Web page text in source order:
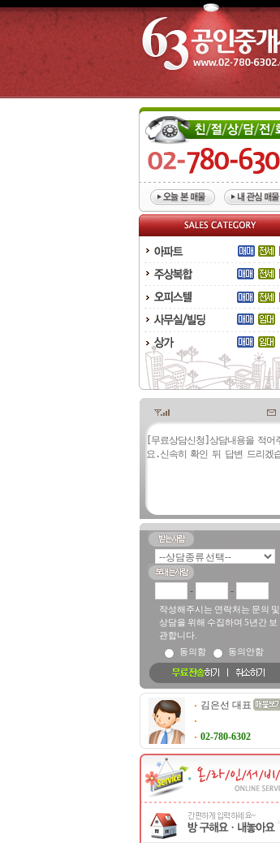
- -
작성해주시는 연락처는 문의 및
상담을 위해 수집하며 5년간 보
관합니다.
동의함
동의안함
김은선 대표
02-780-6302